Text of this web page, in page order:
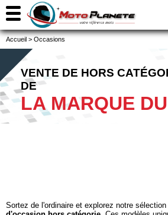
Accueil > Occasions
VENTE DE HORS
DE
LA MARQUE
Sortez de l'ordinaire et explorez notre sélection